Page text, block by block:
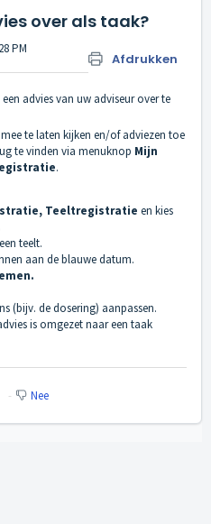
over als taak?
Afdrukken
PM
advies van uw adviseur over te
te laten kijken en/of adviezen toe
te vinden via menuknop Mijn
.
Teeltregistratie en kies
teelt.
aan de blauwe datum.
(bijv. de dosering) aanpassen.
is omgezet naar een taak
Nee